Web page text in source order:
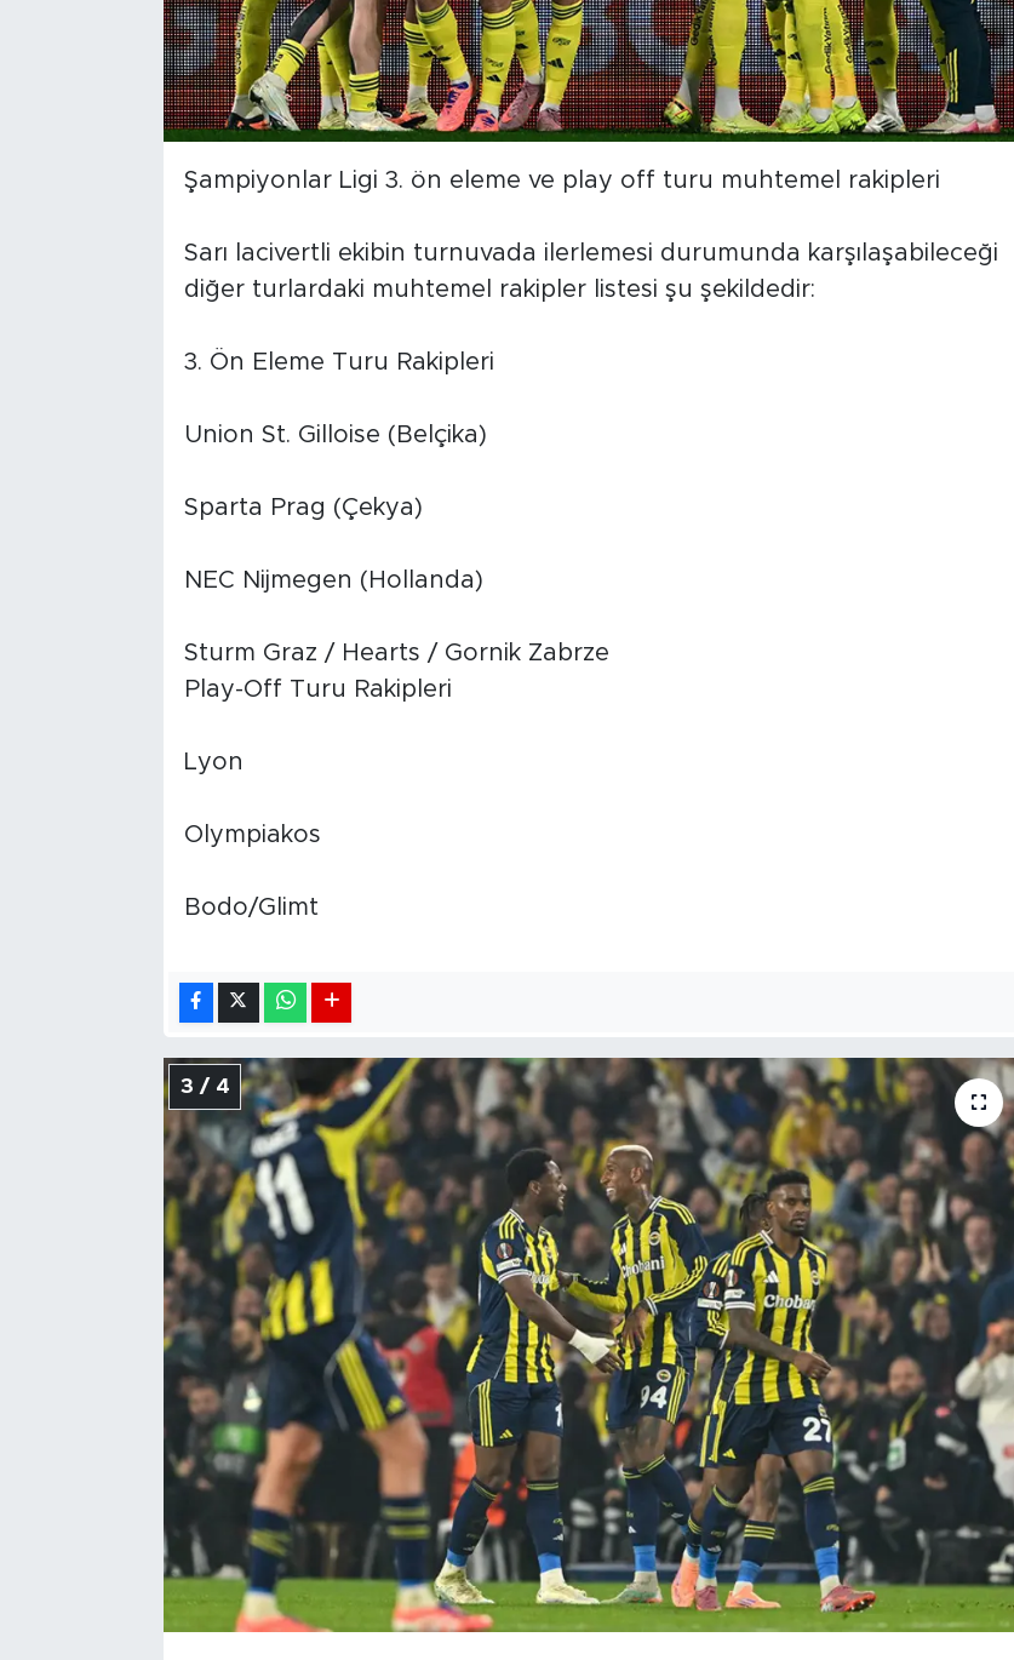
Şampiyonlar Ligi 3. ön eleme ve play off turu muhtemel rakipleri
Sarı lacivertli ekibin turnuvada ilerlemesi durumunda karşılaşabileceği
diğer turlardaki muhtemel rakipler listesi şu şekildedir:
3. Ön Eleme Turu Rakipleri
Union St. Gilloise (Belçika)
Sparta Prag (Çekya)
NEC Nijmegen (Hollanda)
Sturm Graz / Hearts / Gornik Zabrze
Play-Off Turu Rakipleri
Lyon
Olympiakos
Bodo/Glimt
3 / 4